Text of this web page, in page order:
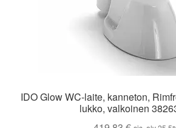
IDO Glow WC-laite, kanneton,
lukko, valkoinen